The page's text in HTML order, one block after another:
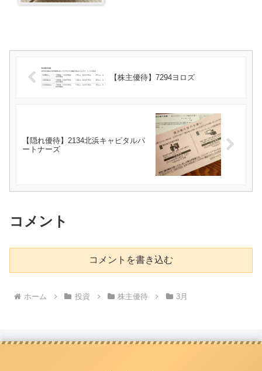
【株主優待】7294ヨロズ
【隠れ優待】2134北浜キャピタルパ
ートナーズ
コメント
コメントを書き込む
ホーム 投資 株主優待 3月